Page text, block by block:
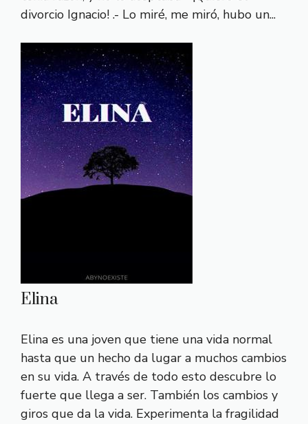
divorcio Ignacio! .- Lo miré, me miró, hubo un...
Elina
Elina es una joven que tiene una vida normal
hasta que un hecho da lugar a muchos cambios
en su vida. A través de todo esto descubre lo
fuerte que llega a ser. También los cambios y
giros que da la vida. Experimenta la fragilidad